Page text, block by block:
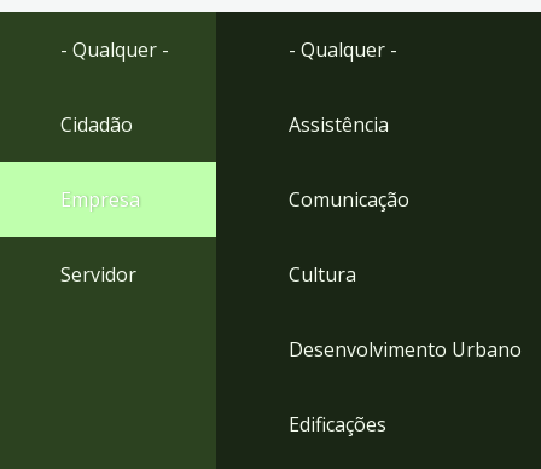
Ir
- Qualquer -
Cidadão
Empresa
Servidor
- Qualquer -
Assistência
Comunicação
Cultura
Desenvolvimento Urbano
Edificações